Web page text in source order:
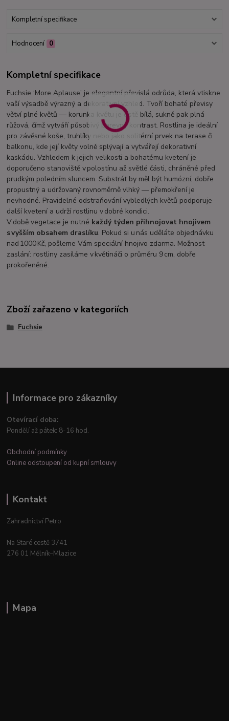
Kompletní specifikace
Hodnocení 0
Kompletní specifikace
Fuchsie ‘More Aplause’ je elegantní převislá odrůda, která vtiskne
vaší výsadbě výrazný a dekorativní vzhled. Tvoří bohaté převisy
větví plné květů — korunka květu je čistě bílá, sukně pak plná
růžová, čímž vytváří působivý barevný kontrast. Rostlina je ideální
pro závěsné koše, truhlíky nebo jako solitérní prvek na terase či
balkonu, kde její květy volně splývají a vytvářejí dekorativní
kaskádu. Vzhledem k jejich velikosti a bohatému kvetení je
doporučeno stanoviště v polostínu až světlé části, chráněné před
prudkým poledním sluncem. Substrát by měl být humózní, dobře
propustný a udržovaný rovnoměrně vlhký — přemokření je
nevhodné. Pravidelné odstraňování vybledlých květů podporuje
další kvetení a udrží rostlinu v dobré kondici.
V době vegetace je nutné každý týden přihnojovat hnojivem
s vyšším obsahem draslíku. Pokud si u nás uděláte objednávku
nad 1000 Kč, pošleme Vám speciální hnojivo zdarma. Možnost
zaslání: rostliny zasíláme v květináči o průměru 9 cm, dobře
prokořeněné.
Zboží zařazeno v kategoriích
Fuchsie
Informace pro zákazníky
Otevírací doba:
Pondělí až pátek: 8-16 hod.
Obchodní podmínky
Online odstoupení od kupní smlouvy
Kontakt
Zahradnictví Petro
Na Staré cestě 3741
276 01 Mělník–Mlazice
Mapa